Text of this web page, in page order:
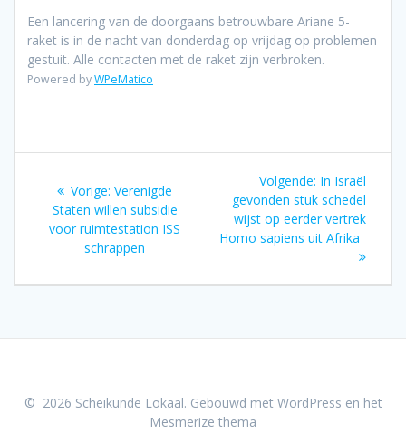
Een lancering van de doorgaans betrouwbare Ariane 5-
raket is in de nacht van donderdag op vrijdag op problemen
gestuit. Alle contacten met de raket zijn verbroken.
Powered byWPeMatico
navigatie
Vorige: Vorig
bericht:
Verenigde
Staten willen subsidie
voor ruimtestation ISS
schrappen
Volgende: Volgend
bericht:
In Israël
gevonden stuk schedel
wijst op eerder vertrek
Homo sapiens uit Afrika
© 2026 Scheikunde Lokaal. Gebouwd met WordPress en het
Mesmerize thema